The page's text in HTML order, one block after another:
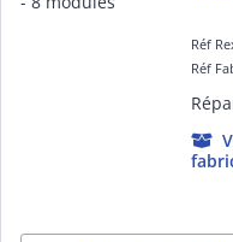
Réf
Réf